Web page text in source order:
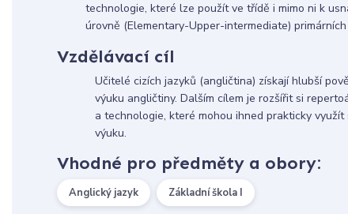
technologie, které lze použít ve třídě i mimo ni k
úrovně (Elementary-Upper-intermediate)
Vzdělávací cíl
Učitelé cizích jazyků (angličtina) získají hlubší
výuku angličtiny. Dalším cílem je rozšířit si
a technologie, které mohou ihned prakticky
výuku.
Vhodné pro předměty a obory:
Anglický jazyk Základní škola I